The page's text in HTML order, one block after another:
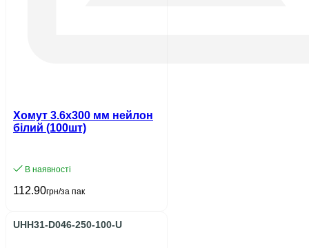
Хомут 3.6х300 мм нейлон
білий (100шт)
В наявності
112.90грн/за пак
UHH31-D046-250-100-U